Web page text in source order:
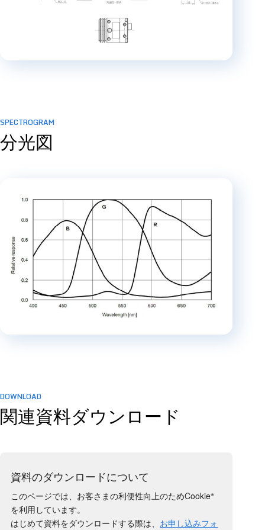
SPECTROGRAM
分光図
DOWNLOAD
関連資料ダウンロード
資料のダウンロードについて
このページでは、お客さまの利便性向上のためCookie※
を利用しています。
はじめて資料をダウンロードする際は、 お申し込みフォ